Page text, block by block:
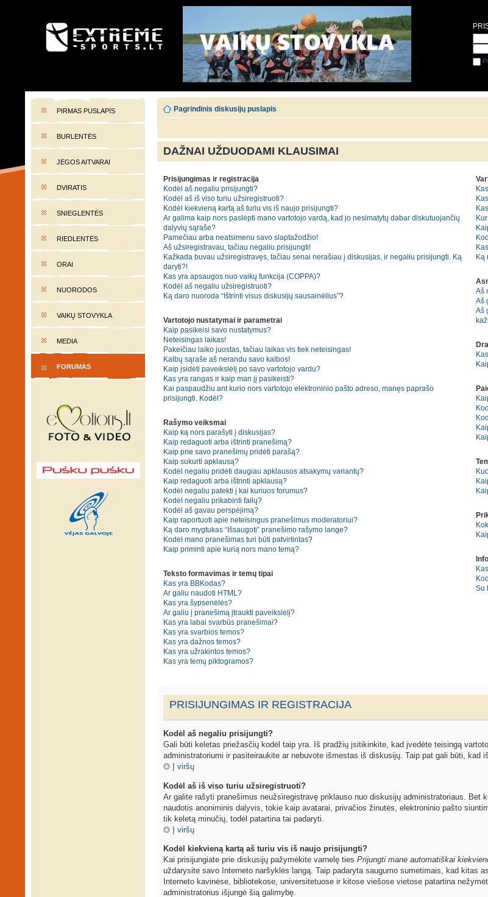
EXTREME-SPORTS.LT
PIRMAS PUSLAPIS
BURLENTĖS
JĖGOS AITVARAI
DVIRATIS
SNIEGLENTĖS
RIEDLENTĖS
ORAI
NUORODOS
VAIKŲ STOVYKLA
MEDIA
FORUMAS
Pagrindinis diskusijų puslapis
DAŽNAI UŽDUODAMI KLAUSIMAI
Prisijungimas ir registracija
Kodėl aš negaliu prisijungti?
Kodėl aš iš viso turiu užsiregistruoti?
Kodėl kiekvieną kartą aš turiu vis iš naujo prisijungti?
Ar galima kaip nors paslėpti mano vartotojo vardą, kad jo nesimatytų dabar diskutuojančių
dalyvių sąraše?
Pamečiau arba neatsimenu savo slaptažodžio!
Aš užsiregistravau, tačiau negaliu prisijungti!
Kažkada buvau užsiregistravęs, tačiau senai nerašiau į diskusijas, ir negaliu prisijungti. Ką
daryti?!
Kas yra apsaugos nuo vaikų funkcija (COPPA)?
Kodėl aš negaliu užsiregistruoti?
Ką daro nuoroda “Ištrinti visus diskusijų sausainėlius”?
Vartotojo nustatymai ir parametrai
Kaip pasikeisi savo nustatymus?
Neteisingas laikas!
Pakeičiau laiko juostas, tačiau laikas vis tiek neteisingas!
Kalbų sąraše aš nerandu savo kalbos!
Kaip įsidėti paveikslėlį po savo vartotojo vardu?
Kas yra rangas ir kaip man jį pasikeisti?
Kai paspaudžiu ant kurio nors vartotojo elektroninio pašto adreso, manęs paprašo
prisijungti. Kodėl?
Rašymo veiksmai
Kaip ką nors parašyti į diskusijas?
Kaip redaguoti arba ištrinti pranešimą?
Kaip prie savo pranešimų pridėti parašą?
Kaip sukurti apklausą?
Kodėl negaliu pridėti daugiau apklausos atsakymų variantų?
Kaip redaguoti arba ištrinti apklausą?
Kodėl negaliu patekti į kai kuriuos forumus?
Kodėl negaliu prikabinti failų?
Kodėl aš gavau perspėjimą?
Kaip raportuoti apie neteisingus pranešimus moderatoriui?
Ką daro mygtukas “Išsaugoti” pranešimo rašymo lange?
Kodėl mano pranešimas turi būti patvirtintas?
Kaip priminti apie kurią nors mano temą?
Teksto formavimas ir temų tipai
Kas yra BBKodas?
Ar galiu naudoti HTML?
Kas yra šypsenėlės?
Ar galiu į pranešimą įtraukti paveikslėlį?
Kas yra labai svarbūs pranešimai?
Kas yra svarbios temos?
Kas yra dažnos temos?
Kas yra užrakintos temos?
Kas yra temų piktogramos?
Ką
Aš
Aš
Aš
Su
PRISIJUNGIMAS IR REGISTRACIJA
Kodėl aš negaliu prisijungti?
Gali būti keletas priežasčių kodėl taip yra. Iš pradžių įsitikinkite, kad įvedėte teisingą
administratoriumi ir pasiteiraukite ar nebuvote išmestas iš diskusijų. Taip pat gali būti,
Į viršų
Kodėl aš iš viso turiu užsiregistruoti?
Ar galite rašyti pranešimus neužsiregistravę priklauso nuo diskusijų administratoriaus.
naudotis anoniminis dalyvis, tokie kaip avatarai, privačios žinutės, elektroninio pašto
tik keletą minučių, todėl patartina tai padaryti.
Į viršų
Kodėl kiekvieną kartą aš turiu vis iš naujo prisijungti?
Kai prisijungiate prie diskusijų pažymėkite varnelę ties Prijungti mane automatiškai
uždarysite savo Interneto naršyklės langą. Taip padaryta saugumo sumetimais, kad kitas
Interneto kavinėse, bibliotekose, universitetuose ir kitose viešose vietose patartina
administratorius išjungė šią galimybę.